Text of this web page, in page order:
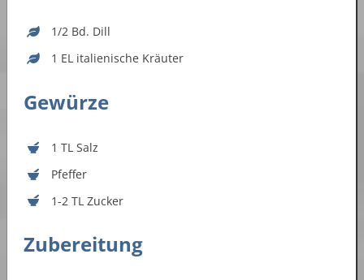
1/2 Bd. Dill
1 EL italienische Kräuter
Gewürze
1 TL Salz
Pfeffer
1-2 TL Zucker
Zubereitung